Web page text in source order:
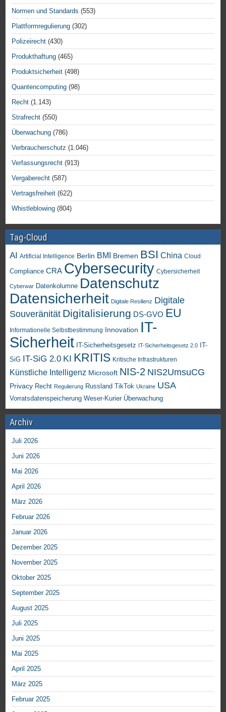
Normen und Standards (553)
Plattformregulierung (302)
Polizeirecht (430)
Produkthaftung (465)
Produktsicherheit (498)
Quantencomputing (98)
Recht (1.143)
Strafrecht (550)
Überwachung (786)
Verbraucherschutz (1.046)
Verfassungsrecht (913)
Vergaberecht (587)
Vertragsfreiheit (622)
Whistleblowing (804)
Tag-Cloud
AI Artificial Intelligence Berlin BMI Bremen BSI China Cloud
Compliance CRA Cybersecurity Cybersicherheit
Cyberwar Datenkolumne Datenschutz
Datensicherheit Digitale Resilienz Digitale
Souveränität Digitalisierung DS-GVO EU
Informationelle Selbstbestimmung Innovation IT-
Sicherheit IT-Sicherheitsgesetz IT-Sicherheitsgesetz 2.0
IT-
SiG IT-SiG 2.0 KI KRITIS Kritische Infrastrukturen
Künstliche Intelligenz Microsoft NIS-2 NIS2UmsuCG
Privacy Recht Regulierung Russland TikTok Ukraine USA
Vorratsdatenspeicherung Weser-Kurier Überwachung
Archiv
Juli 2026
Juni 2026
Mai 2026
April 2026
März 2026
Februar 2026
Januar 2026
Dezember 2025
November 2025
Oktober 2025
September 2025
August 2025
Juli 2025
Juni 2025
Mai 2025
April 2025
März 2025
Februar 2025